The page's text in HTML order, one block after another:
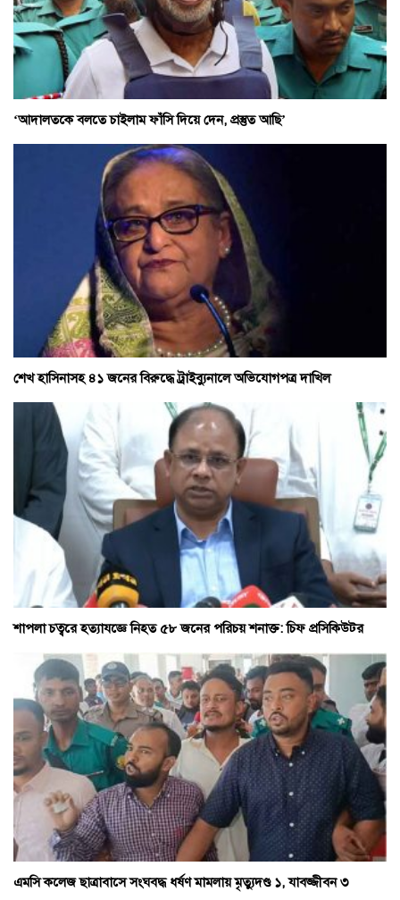
‘আদালতকে বলতে চাইলাম ফাঁসি দিয়ে দেন, প্রস্তুত আছি’
শেখ হাসিনাসহ ৪১ জনের বিরুদ্ধে ট্রাইব্যুনালে অভিযোগপত্র দাখিল
শাপলা চত্বরে হত্যাযজ্ঞে নিহত ৫৮ জনের পরিচয় শনাক্ত: চিফ প্রসিকিউটর
এমসি কলেজ ছাত্রাবাসে সংঘবদ্ধ ধর্ষণ মামলায় মৃত্যুদণ্ড ১, যাবজ্জীবন ৩